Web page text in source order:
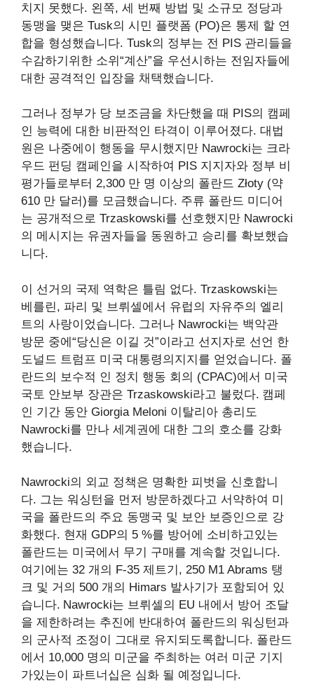
치지 못했다. 왼쪽, 세 번째 방법 및 소규모 정당과
동맹을 맺은 Tusk의 시민 플랫폼 (PO)은 통제 할 연
합을 형성했습니다. Tusk의 정부는 전 PIS 관리들을
수감하기위한 소위“계산”을 우선시하는 전임자들에
대한 공격적인 입장을 채택했습니다.
그러나 정부가 당 보조금을 차단했을 때 PIS의 캠페
인 능력에 대한 비판적인 타격이 이루어졌다. 대법
원은 나중에이 행동을 무시했지만 Nawrocki는 크라
우드 펀딩 캠페인을 시작하여 PIS 지지자와 정부 비
평가들로부터 2,300 만 명 이상의 폴란드 Złoty (약
610 만 달러)를 모금했습니다. 주류 폴란드 미디어
는 공개적으로 Trzaskowski를 선호했지만 Nawrocki
의 메시지는 유권자들을 동원하고 승리를 확보했습
니다.
이 선거의 국제 역학은 틀림 없다. Trzaskowski는
베를린, 파리 및 브뤼셀에서 유럽의 자유주의 엘리
트의 사랑이었습니다. 그러나 Nawrocki는 백악관
방문 중에“당신은 이길 것”이라고 선지자로 선언 한
도널드 트럼프 미국 대통령의지지를 얻었습니다. 폴
란드의 보수적 인 정치 행동 회의 (CPAC)에서 미국
국토 안보부 장관은 Trzaskowski라고 불렀다. 캠페
인 기간 동안 Giorgia Meloni 이탈리아 총리도
Nawrocki를 만나 세계권에 대한 그의 호소를 강화
했습니다.
Nawrocki의 외교 정책은 명확한 피벗을 신호합니
다. 그는 워싱턴을 먼저 방문하겠다고 서약하여 미
국을 폴란드의 주요 동맹국 및 보안 보증인으로 강
화했다. 현재 GDP의 5 %를 방어에 소비하고있는
폴란드는 미국에서 무기 구매를 계속할 것입니다.
여기에는 32 개의 F-35 제트기, 250 M1 Abrams 탱
크 및 거의 500 개의 Himars 발사기가 포함되어 있
습니다. Nawrocki는 브뤼셀의 EU 내에서 방어 조달
을 제한하려는 추진에 반대하여 폴란드의 워싱턴과
의 군사적 조정이 그대로 유지되도록합니다. 폴란드
에서 10,000 명의 미군을 주최하는 여러 미군 기지
가있는이 파트너십은 심화 될 예정입니다.